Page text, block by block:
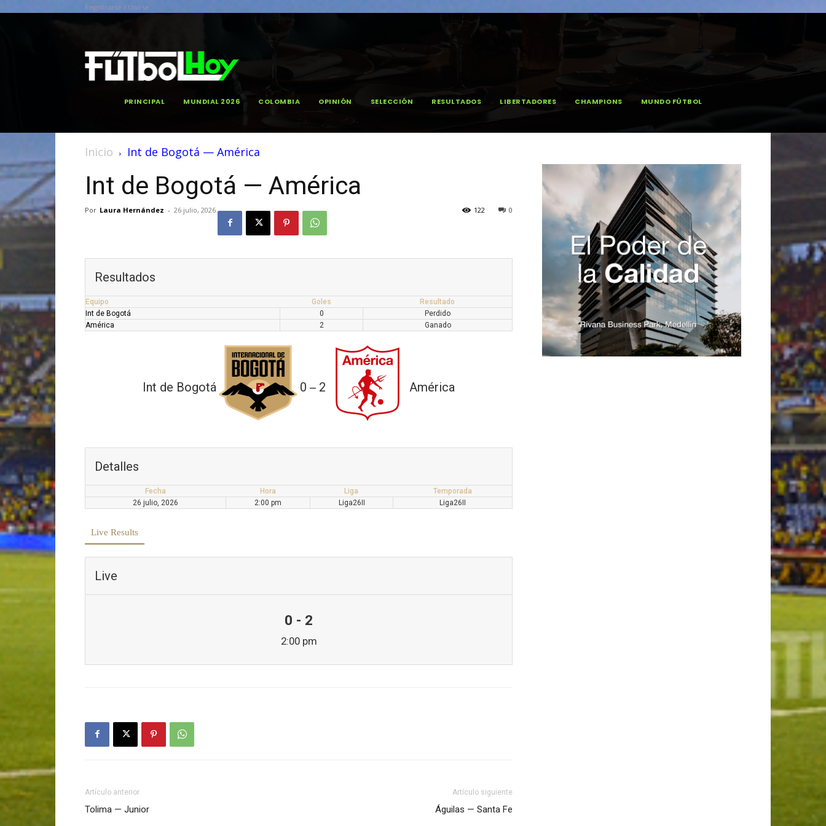
Registrarse / Unirse
PRINCIPAL MUNDIAL 2026 COLOMBIA OPINIÓN SELECCIÓN RESULTADOS LIBERTADORES CHAMPIONS MUNDO FÚTBOL
Inicio Int de Bogotá — América
Int de Bogotá — América
Por Laura Hernández - 26 julio, 2026 0
122
Resultados
Equipo Goles
Resultado
Int de Bogotá
0
Perdido
América
2 Ganado
Int de Bogotá 0 — 2 América
Detalles
Fecha Hora Liga
Temporada
26 julio, 2026
2:00 pm Liga26II Liga26II
Live Results
Live
0 - 2
2:00 pm
Artículo anterior
Tolima — Junior
Artículo siguiente
Águilas — Santa Fe